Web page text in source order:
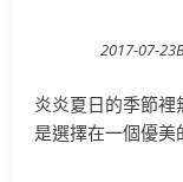
2017-07-23
炎炎夏日的季節
是選擇在一個優美